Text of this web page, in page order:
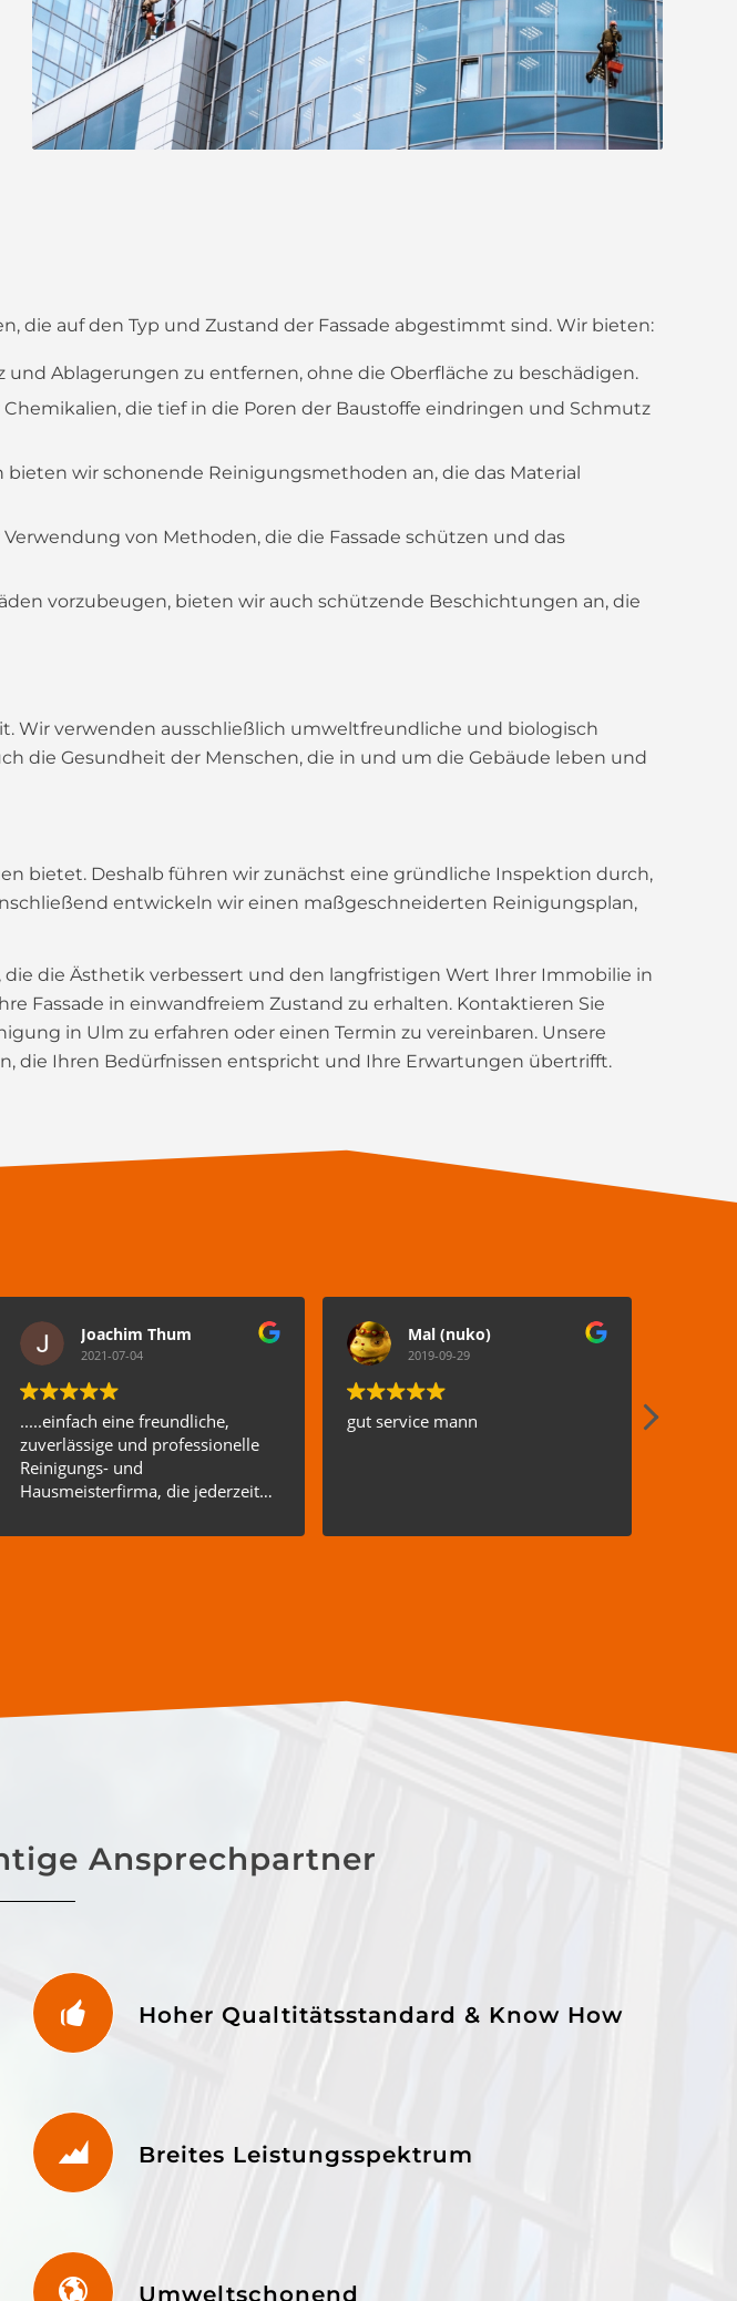
die auf den Typ und Zustand der Fassade abgestimmt sind. Wir bieten:
Ablagerungen zu entfernen, ohne die Oberfläche zu beschädigen.
die tief in die Poren der Baustoffe eindringen und Schmutz
wir schonende Reinigungsmethoden an, die das Material
von Methoden, die die Fassade schützen und das
vorzubeugen, bieten wir auch schützende Beschichtungen an, die
Wir verwenden ausschließlich umweltfreundliche und biologisch
die Gesundheit der Menschen, die in und um die Gebäude leben und
bietet. Deshalb führen wir zunächst eine gründliche Inspektion durch,
entwickeln wir einen maßgeschneiderten Reinigungsplan,
die Ästhetik verbessert und den langfristigen Wert Ihrer Immobilie in
Fassade in einwandfreiem Zustand zu erhalten. Kontaktieren Sie
in Ulm zu erfahren oder einen Termin zu vereinbaren. Unsere
die Ihren Bedürfnissen entspricht und Ihre Erwartungen übertrifft.
Joachim Thum
2021-07-04
.....einfach eine freundliche,
zuverlässige und professionelle
Reinigungs- und
Hausmeisterfirma, die jederzeit
Mal (nuko)
2019-09-29
gut service mann
Ansprechpartner
Hoher Qualtitätsstandard & Know How
Breites Leistungsspektrum
Umweltschonend